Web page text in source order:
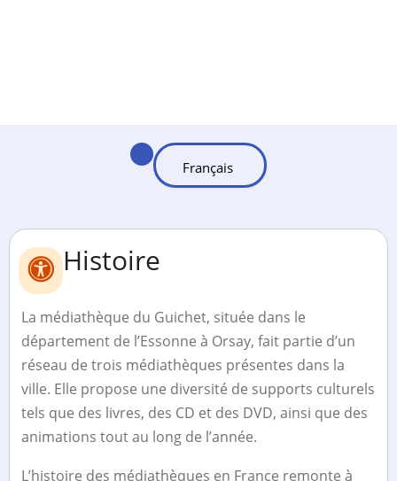
Histoire
La médiathèque du Guichet, située dans le
département de l’Essonne à Orsay, fait partie d’un
réseau de trois médiathèques présentes dans la
ville. Elle propose une diversité de supports culturels
tels que des livres, des CD et des DVD, ainsi que des
animations tout au long de l’année.
L’histoire des médiathèques en France remonte à